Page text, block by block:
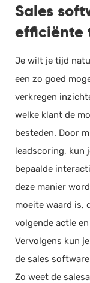
Sales
efficiënte
Je wilt je tijd
een zo goed
verkregen
welke klant de
besteden. Door
leadscoring, kun
bepaalde
deze manier
moeite waard is,
volgende actie
Vervolgens kun
de sales
Zo weet de